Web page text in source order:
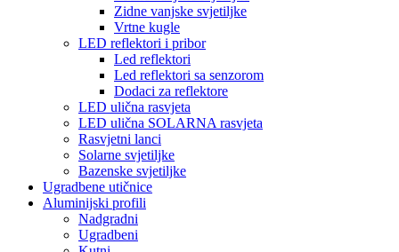
Zidne vanjske svjetiljke
Vrtne kugle
LED reflektori i pribor
Led reflektori
Led reflektori sa senzorom
Dodaci za reflektore
LED ulična rasvjeta
LED ulična SOLARNA rasvjeta
Rasvjetni lanci
Solarne svjetiljke
Bazenske svjetiljke
Ugradbene utičnice
Aluminijski profili
Nadgradni
Ugradbeni